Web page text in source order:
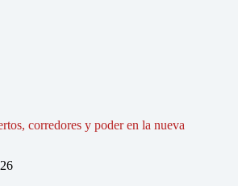
corredores y poder en la nueva